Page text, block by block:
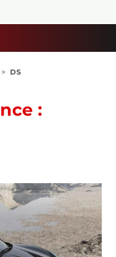
> DS
: